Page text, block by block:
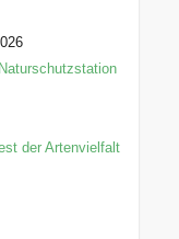
der Artenvielfalt